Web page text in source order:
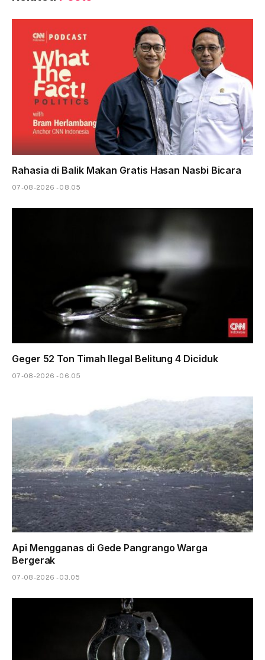
Rahasia di Balik Makan Gratis Hasan Nasbi Bicara
07-08-2026 - 08.05
Geger 52 Ton Timah Ilegal Belitung 4 Diciduk
07-08-2026 - 06.05
Api Mengganas di Gede Pangrango Warga
Bergerak
07-08-2026 - 03.05